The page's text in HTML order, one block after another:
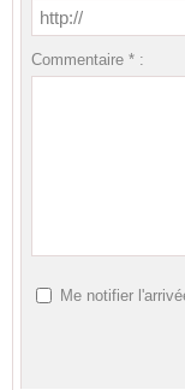
Commentaire * :
Me notifier